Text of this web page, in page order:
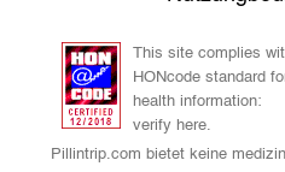
This site complies
HONcode standard
health information:
verify here.
Pillintrip.com bietet keine